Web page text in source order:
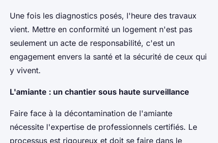
Une fois les diagnostics posés, l'heure des travaux
vient. Mettre en conformité un logement n'est pas
seulement un acte de responsabilité, c'est un
engagement envers la santé et la sécurité de ceux qui
y vivent.
L'amiante : un chantier sous haute surveillance
Faire face à la décontamination de l'amiante
nécessite l'expertise de professionnels certifiés. Le
processus est rigoureux et doit se faire dans le